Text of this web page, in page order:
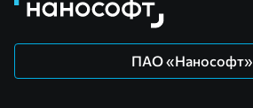
ПАО «Нанософт»